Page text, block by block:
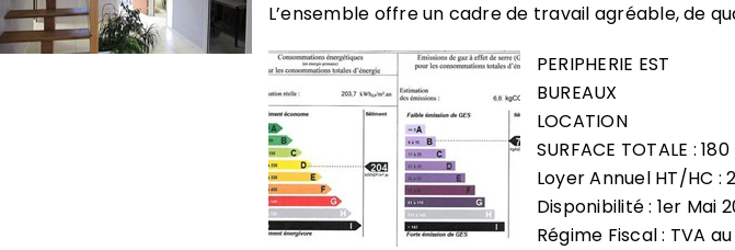
L’ensemble offre un cadre de travail agréable, de
PERIPHERIE EST
BUREAUX
LOCATION
SURFACE TOTALE : 180
Loyer Annuel HT/HC :
Disponibilité : 1er Mai
Régime Fiscal : TVA